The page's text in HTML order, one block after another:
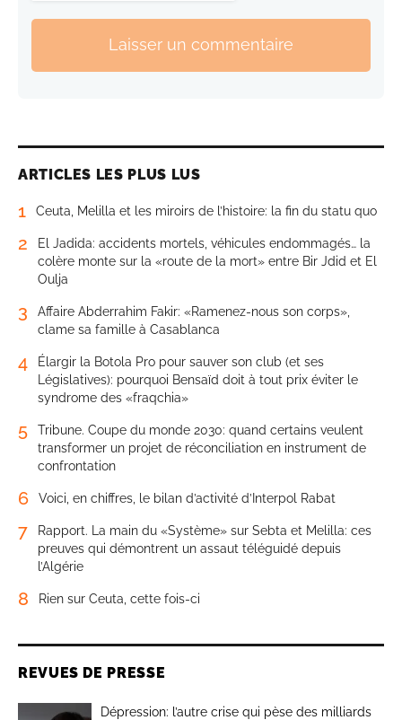
Laisser un commentaire
ARTICLES LES PLUS LUS
1 Ceuta, Melilla et les miroirs de l’histoire: la fin du statu quo
2
El Jadida: accidents mortels, véhicules endommagés… la
colère monte sur la «route de la mort» entre Bir Jdid et El
Oulja
3
Affaire Abderrahim Fakir: «Ramenez-nous son corps»,
clame sa famille à Casablanca
4
Élargir la Botola Pro pour sauver son club (et ses
Législatives): pourquoi Bensaïd doit à tout prix éviter le
syndrome des «fraqchia»
5
Tribune. Coupe du monde 2030: quand certains veulent
transformer un projet de réconciliation en instrument de
confrontation
6 Voici, en chiffres, le bilan d’activité d’Interpol Rabat
7
Rapport. La main du «Système» sur Sebta et Melilla: ces
preuves qui démontrent un assaut téléguidé depuis
l’Algérie
8 Rien sur Ceuta, cette fois-ci
REVUES DE PRESSE
Dépression: l’autre crise qui pèse des milliards